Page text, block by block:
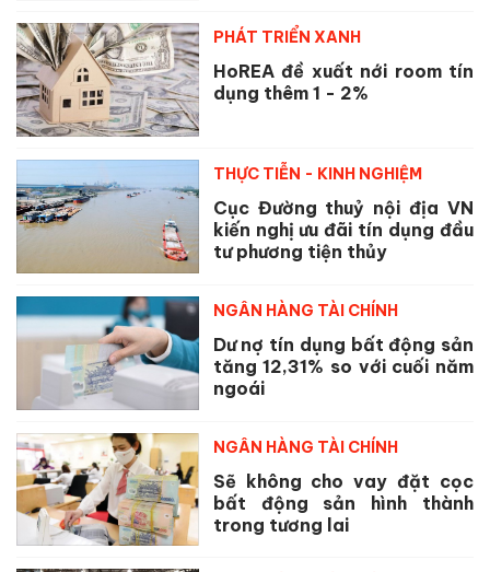
PHÁT TRIỂN XANH
HoREA đề xuất nới room tín
dụng thêm 1 - 2%
THỰC TIỄN - KINH NGHIỆM
Cục Đường thuỷ nội địa VN
kiến nghị ưu đãi tín dụng đầu
tư phương tiện thủy
NGÂN HÀNG TÀI CHÍNH
Dư nợ tín dụng bất động sản
tăng 12,31% so với cuối năm
ngoái
NGÂN HÀNG TÀI CHÍNH
Sẽ không cho vay đặt cọc
bất động sản hình thành
trong tương lai